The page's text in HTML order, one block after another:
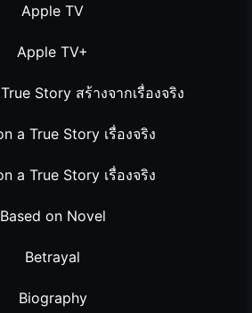
Apple TV
Apple TV+
Story สร้างจากเรื่องจริง
a True Story เรื่องจริง
a True Story เรื่องจริง
Based on Novel
Betrayal
Biography